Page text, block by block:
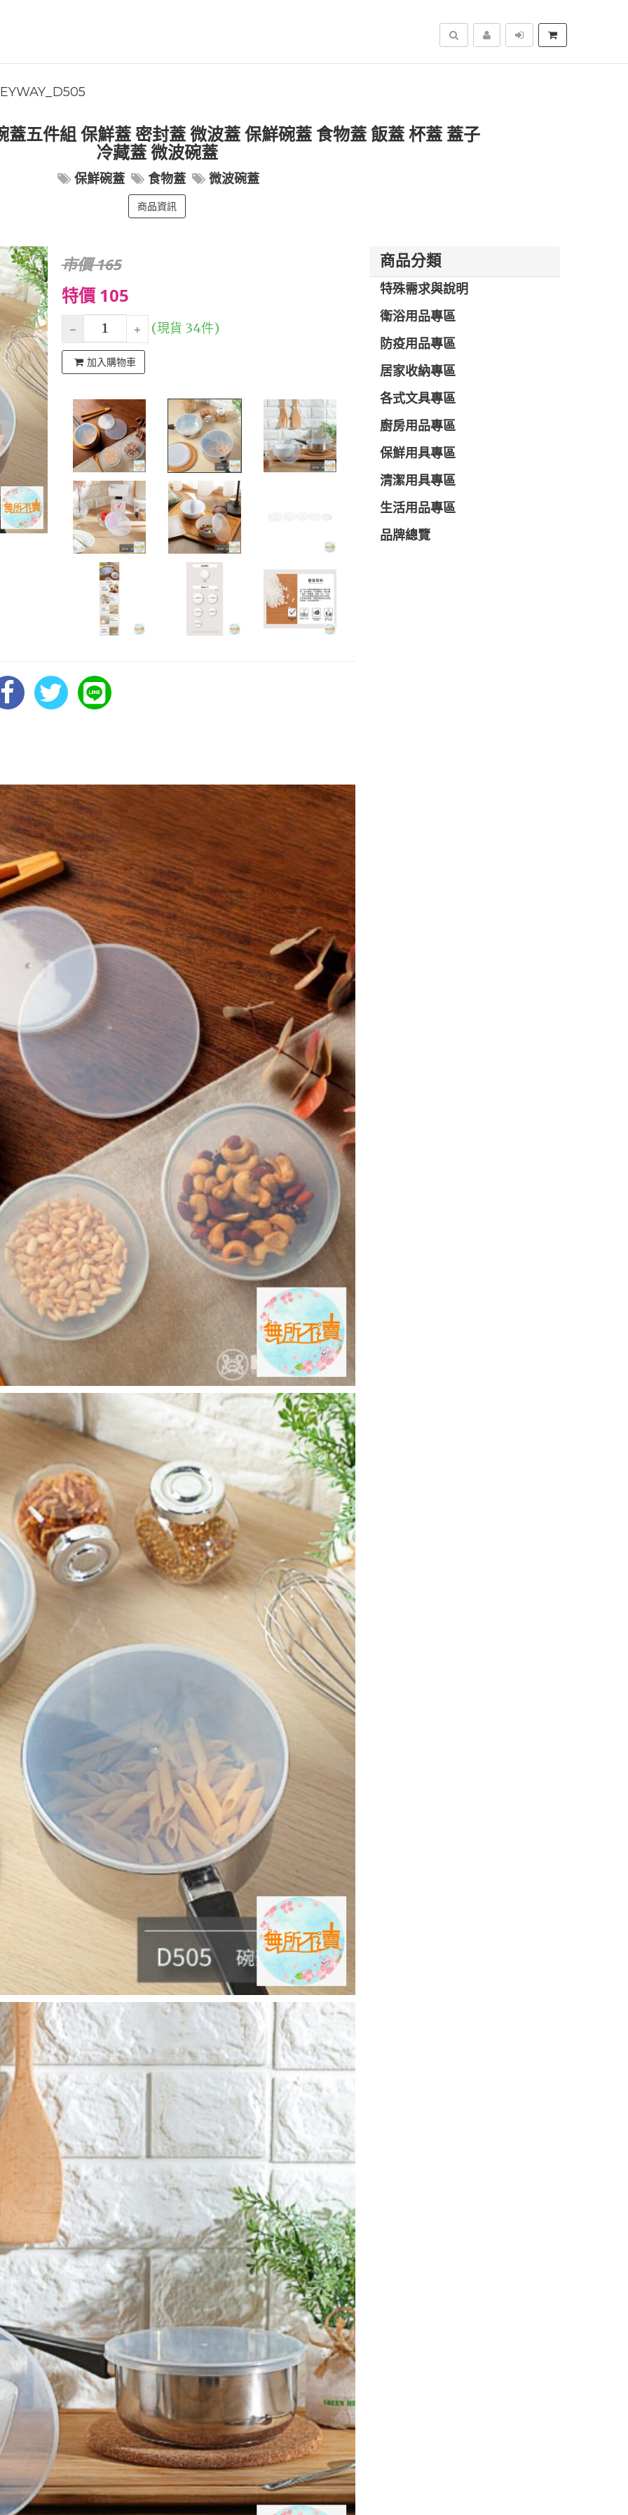
搜尋
蓋五件組 保鮮蓋 密封蓋 微波蓋 保鮮碗蓋 食物蓋 飯蓋 杯蓋 蓋子
冷藏蓋 微波碗蓋
保鮮碗蓋 食物蓋 微波碗蓋
商品資訊
市價 165
特價 105
(現貨 34件)
加入購物車
商品分類
特殊需求與說明
衛浴用品專區
防疫用品專區
居家收納專區
各式文具專區
廚房用品專區
保鮮用具專區
清潔用具專區
生活用品專區
品牌總覽